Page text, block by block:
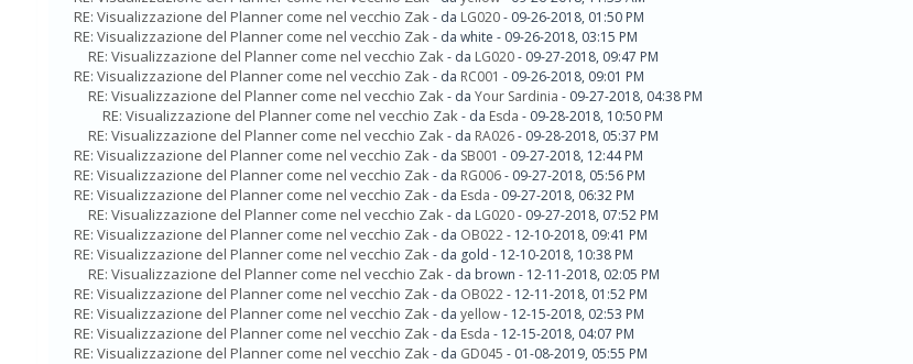
RE: Visualizzazione del Planner come nel vecchio Zak- da LG020- 09-26-2018, 01:50 PM
RE: Visualizzazione del Planner come nel vecchio Zak- da white - 09-26-2018, 03:15 PM
RE: Visualizzazione del Planner come nel vecchio Zak- da LG020- 09-27-2018, 09:47 PM
RE: Visualizzazione del Planner come nel vecchio Zak- da RC001 - 09-26-2018, 09:01 PM
RE: Visualizzazione del Planner come nel vecchio Zak- da Your Sardinia - 09-27-2018, 04:38 PM
RE: Visualizzazione del Planner come nel vecchio Zak- da Esda - 09-28-2018, 10:50 PM
RE: Visualizzazione del Planner come nel vecchio Zak- da RA026- 09-28-2018, 05:37 PM
RE: Visualizzazione del Planner come nel vecchio Zak- da SB001 - 09-27-2018, 12:44 PM
RE: Visualizzazione del Planner come nel vecchio Zak- da RG006- 09-27-2018, 05:56 PM
RE: Visualizzazione del Planner come nel vecchio Zak- da Esda - 09-27-2018, 06:32 PM
RE: Visualizzazione del Planner come nel vecchio Zak- da LG020- 09-27-2018, 07:52 PM
RE: Visualizzazione del Planner come nel vecchio Zak- da OB022- 12-10-2018, 09:41 PM
RE: Visualizzazione del Planner come nel vecchio Zak- da gold - 12-10-2018, 10:38 PM
RE: Visualizzazione del Planner come nel vecchio Zak- da brown - 12-11-2018, 02:05 PM
RE: Visualizzazione del Planner come nel vecchio Zak- da OB022- 12-11-2018, 01:52 PM
RE: Visualizzazione del Planner come nel vecchio Zak- da yellow- 12-15-2018, 02:53 PM
RE: Visualizzazione del Planner come nel vecchio Zak- da Esda - 12-15-2018, 04:07 PM
RE: Visualizzazione del Planner come nel vecchio Zak- da GD045 - 01-08-2019, 05:55 PM